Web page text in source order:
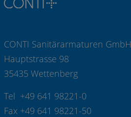
CONTI Sanitärarmaturen GmbH
Hauptstrasse 98
35435 Wettenberg
Tel +49 641 98221-0
Fax +49 641 98221-50